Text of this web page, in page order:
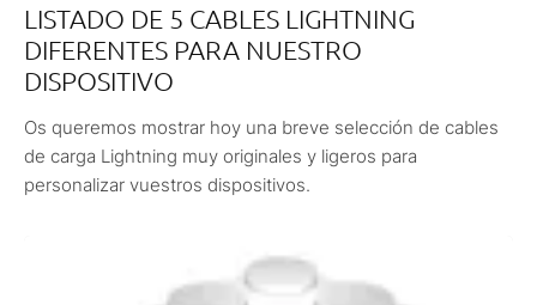
LISTADO DE 5 CABLES LIGHTNING
DIFERENTES PARA NUESTRO
DISPOSITIVO
Os queremos mostrar hoy una breve selección de cables
de carga Lightning muy originales y ligeros para
personalizar vuestros dispositivos.